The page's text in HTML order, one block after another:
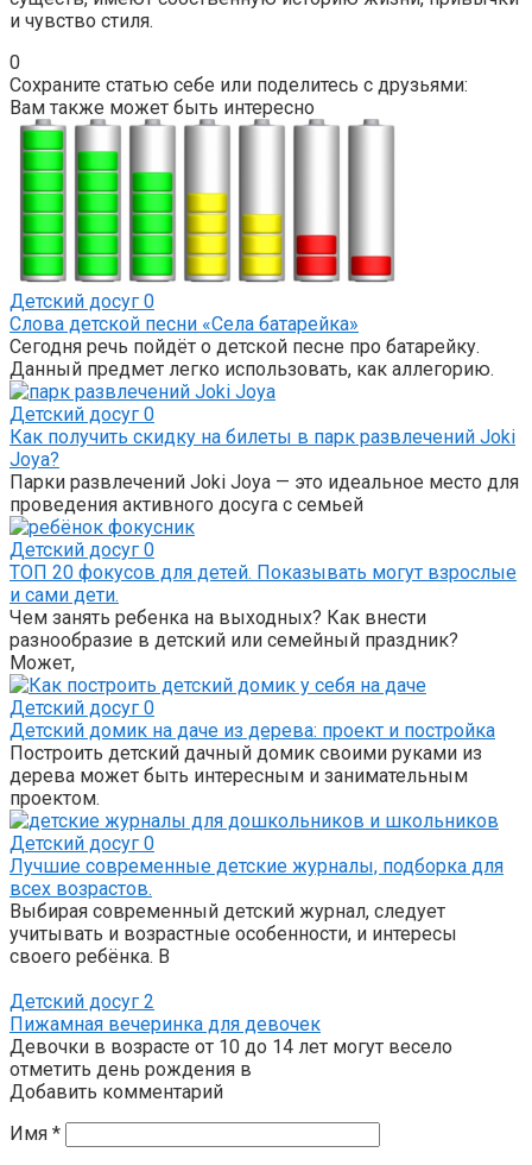
и чувство стиля.
0
Сохраните статью себе или поделитесь с друзьями:
Вам также может быть интересно
Детский досуг 0
Слова детской песни «Села батарейка»
Сегодня речь пойдёт о детской песне про батарейку.
Данный предмет легко использовать, как аллегорию.
Детский досуг 0
Как получить скидку на билеты в парк развлечений Joki
Joya?
Парки развлечений Joki Joya — это идеальное место для
проведения активного досуга с семьей
Детский досуг 0
ТОП 20 фокусов для детей. Показывать могут взрослые
и сами дети.
Чем занять ребенка на выходных? Как внести
разнообразие в детский или семейный праздник?
Может,
Детский досуг 0
Детский домик на даче из дерева: проект и постройка
Построить детский дачный домик своими руками из
дерева может быть интересным и занимательным
проектом.
Детский досуг 0
Лучшие современные детские журналы, подборка для
всех возрастов.
Выбирая современный детский журнал, следует
учитывать и возрастные особенности, и интересы
своего ребёнка. В
Детский досуг 2
Пижамная вечеринка для девочек
Девочки в возрасте от 10 до 14 лет могут весело
отметить день рождения в
Добавить комментарий
Имя *